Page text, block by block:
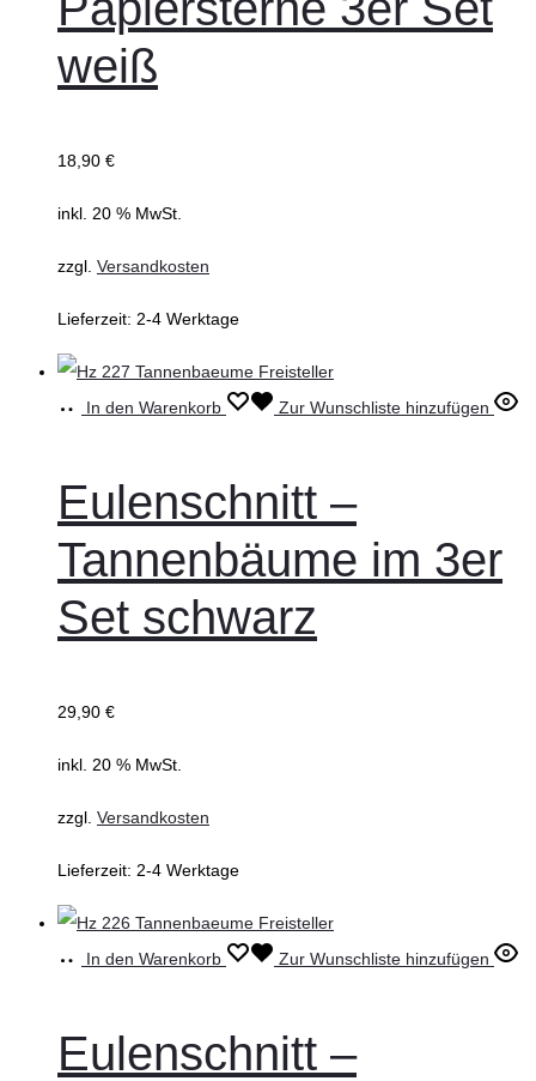
weiß
18,90 €
inkl. 20 % MwSt.
zzgl. Versandkosten
Lieferzeit: 2-4 Werktage
In den Warenkorb Zur Wunschliste hinzufügen
Eulenschnitt –
Tannenbäume im 3er
Set schwarz
29,90 €
inkl. 20 % MwSt.
zzgl. Versandkosten
Lieferzeit: 2-4 Werktage
In den Warenkorb Zur Wunschliste hinzufügen
Eulenschnitt –